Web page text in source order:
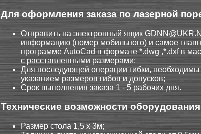
Для оформления заказа по лазерной
Отправить на электронный ящик
информацию (номер мобильного) и самое
программе AutoCad в формате *.dwg ,*.dxf в
с расставленными размерами;
Для последующей операции гибки, необходимы
указанием размеров гибов и допусков;
Срок выполнения заказа 1 - 5 рабочих дня.
Технические возможности
Размер стола 1,5 х 3м;